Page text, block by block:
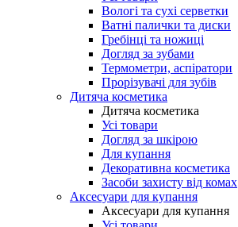
Вологі та сухі серветки
Ватні палички та диски
Гребінці та ножиці
Догляд за зубами
Термометри, аспіратори
Прорізувачі для зубів
Дитяча косметика
Дитяча косметика
Усі товари
Догляд за шкірою
Для купання
Декоративна косметика
Засоби захисту від комах
Аксесуари для купання
Аксесуари для купання